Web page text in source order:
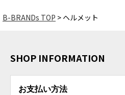
B-BRANDs TOP ヘルメット
SHOP INFORMATION
お支払い方法